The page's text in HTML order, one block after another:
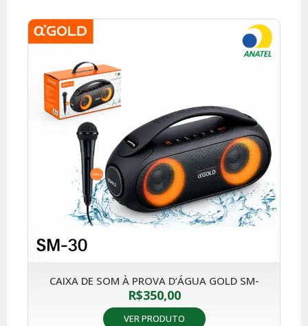
CAIXA DE SOM À PROVA D’ÁGUA GOLD SM-
R$350,00
VER PRODUTO